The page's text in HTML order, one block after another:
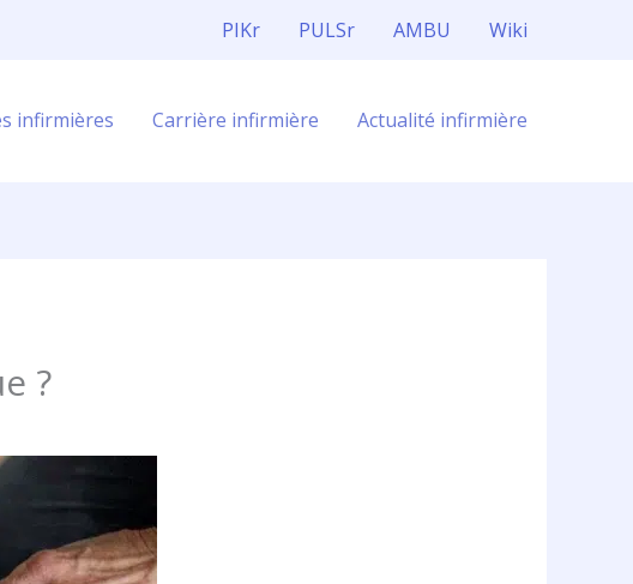
PIKr PULSr AMBU Wiki
infirmières Carrière infirmière Actualité infirmière
?